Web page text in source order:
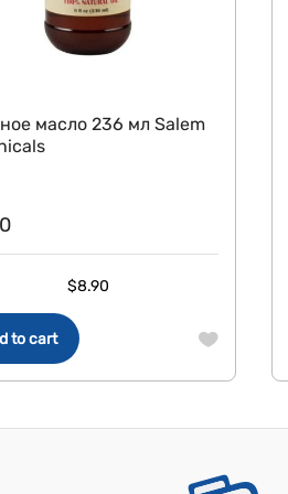
to cart
масло 236 мл Salem
$8.90